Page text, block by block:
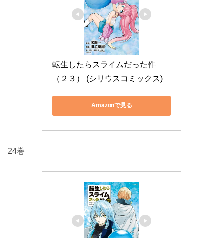
転生したらスライムだった件
（２３） (シリウスコミックス)
Amazonで見る
24巻